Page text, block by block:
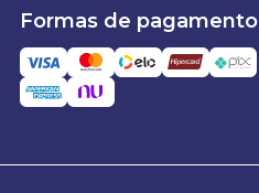
Formas de pagamento